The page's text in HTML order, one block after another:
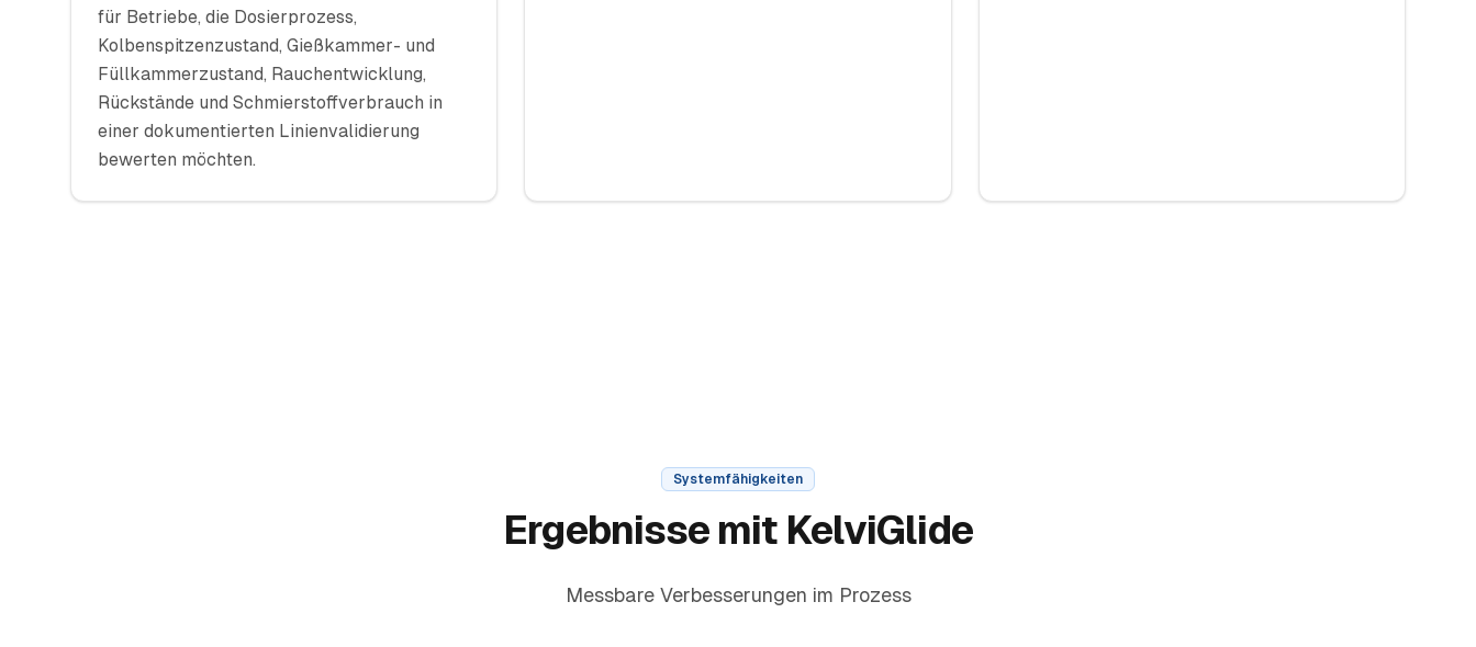
für Betriebe, die Dosierprozess,
Kolbenspitzenzustand, Gießkammer- und
Füllkammerzustand, Rauchentwicklung,
Rückstände und Schmierstoffverbrauch in
einer dokumentierten Linienvalidierung
bewerten möchten.
Systemfähigkeiten
Ergebnisse mit KelviGlide
Messbare Verbesserungen im Prozess